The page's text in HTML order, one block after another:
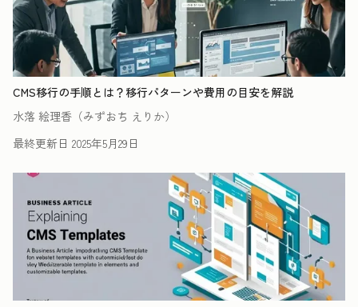
CMS移行の手順とは？移行パターンや費用の目安を解説
水落 絵理香（みずおち えりか）
最終更新日 2025年5月29日